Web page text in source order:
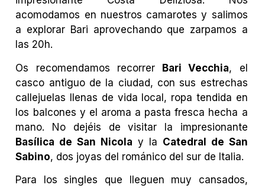
acomodamos en nuestros camarotes y salimos
a explorar Bari aprovechando que zarpamos a
las 20h.
Os recomendamos recorrer Bari Vecchia, el
casco antiguo de la ciudad, con sus estrechas
callejuelas llenas de vida local, ropa tendida en
los balcones y el aroma a pasta fresca hecha a
mano. No dejéis de visitar la impresionante
Basílica de San Nicola y la Catedral de San
Sabino, dos joyas del románico del sur de Italia.
Para los singles que lleguen muy cansados,